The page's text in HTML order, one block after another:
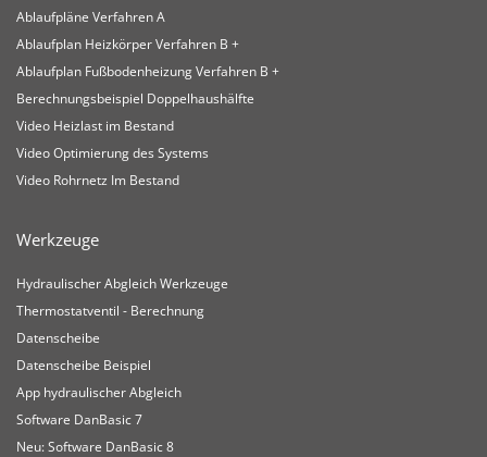
Ablaufpläne Verfahren A
Ablaufplan Heizkörper Verfahren B +
Ablaufplan Fußbodenheizung Verfahren B +
Berechnungsbeispiel Doppelhaushälfte
Video Heizlast im Bestand
Video Optimierung des Systems
Video Rohrnetz Im Bestand
Werkzeuge
Hydraulischer Abgleich Werkzeuge
Thermostatventil - Berechnung
Datenscheibe
Datenscheibe Beispiel
App hydraulischer Abgleich
Software DanBasic 7
Neu: Software DanBasic 8